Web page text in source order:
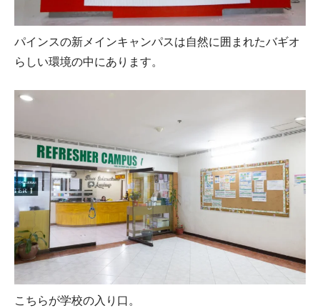
パインスの新メインキャンパスは自然に囲まれたバギオ
らしい環境の中にあります。
こちらが学校の入り口。